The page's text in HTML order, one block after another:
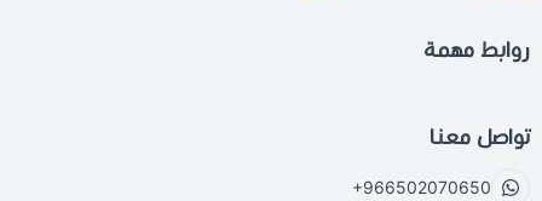
روابط مهمة
تواصل معنا
+966502070650